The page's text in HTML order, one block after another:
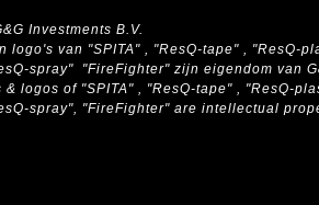
Investments B.V.
logo's van "SPITA" , "ResQ-tape" , "ResQ-
spray" "FireFighter" zijn eigendom van
& logos of "SPITA" , "ResQ-tape" , "ResQ-
spray", "FireFighter" are intellectual